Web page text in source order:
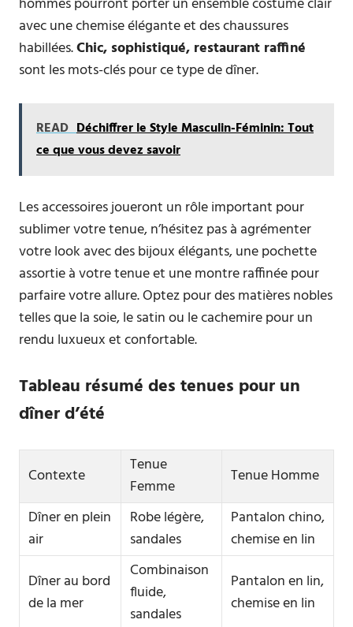
avec une chemise élégante et des chaussures
habillées.Chic, sophistiqué, restaurant raffiné
sont les mots-clés pour ce type de dîner.
READ Déchiffrer le Style Masculin-Féminin: Tout
ce que vous devez savoir
Les accessoires joueront un rôle important pour
sublimer votre tenue, n’hésitez pas à agrémenter
votre look avec des bijoux élégants, une pochette
assortie à votre tenue et une montre raffinée pour
parfaire votre allure. Optez pour des matières nobles
telles que la soie, le satin ou le cachemire pour un
rendu luxueux et confortable.
Tableau résumé des tenues pour un
dîner d’été
Contexte
Tenue
Femme
Tenue Homme
Dîner en plein
air
Robe légère,
sandales
Pantalon chino,
chemise en lin
Dîner au bord
de la mer
Combinaison
fluide,
sandales
Pantalon en lin,
chemise en lin